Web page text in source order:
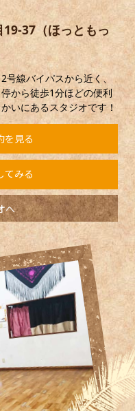
37（ほっともっ
号線バイパスから近く、
から徒歩1分ほどの便利
いにあるスタジオです！
を見る
てみる
へ